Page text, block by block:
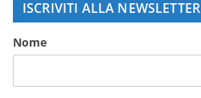
ISCRIVITI ALLA NEWSLETTER
Nome